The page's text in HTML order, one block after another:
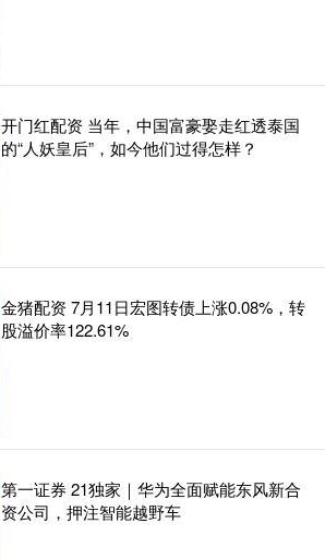
开门红配资 当年，中国富豪娶走红透泰国
的“人妖皇后”，如今他们过得怎样？
金猪配资 7月11日宏图转债上涨0.08%，转
股溢价率122.61%
第一证券 21独家｜华为全面赋能东风新合
资公司，押注智能越野车